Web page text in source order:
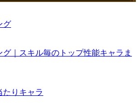
グ
｜スキル毎のトップ性能キャラま
たりキャラ